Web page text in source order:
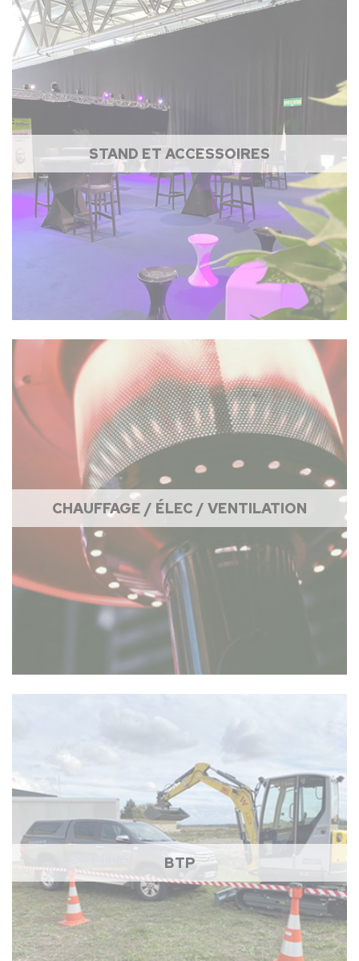
STAND ET ACCESSOIRES
CHAUFFAGE / ÉLEC / VENTILATION
BTP